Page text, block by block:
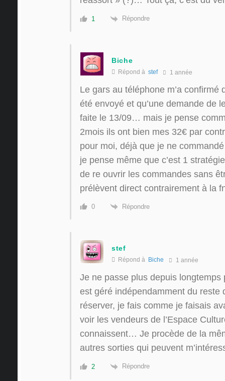
1 Répondre
Biche
Répond à stef 1 année
Le gars au téléphone m’a confirmé
été envoyé et qu’une demande de
faite le 13/09… mais je pense
2mois ils ont bien mes 32€ par
pour moi, déjà que je ne
je pense même que c’est 1
de re ouvrir les commandes sans
prélèvent direct contrairement à la
0 Répondre
stef
Répond à Biche 1 année
Je ne passe plus depuis longtemps
est géré indépendamment du reste
réserver, je fais comme je faisais
voir les vendeurs de l’Espace
connaissent… Je procède de la
autres sorties qui peuvent
2 Répondre